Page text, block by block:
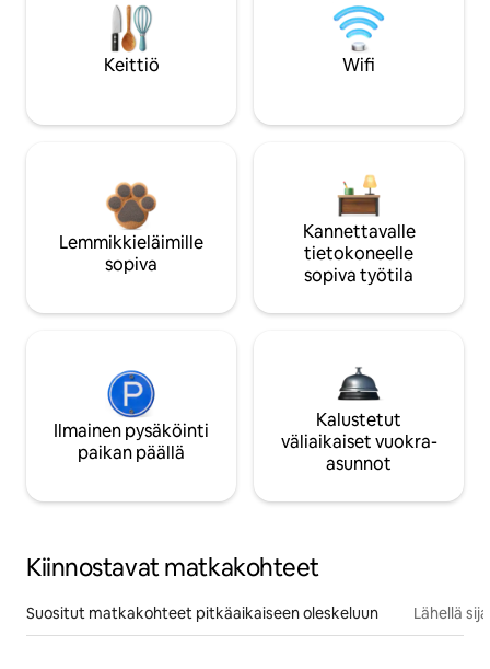
Keittiö Wifi
Lemmikkieläimille
sopiva
Kannettavalle
tietokoneelle
sopiva työtila
Ilmainen pysäköinti
paikan päällä
Kalustetut
väliaikaiset vuokra-
asunnot
Kiinnostavat matkakohteet
Suositut matkakohteet pitkäaikaiseen oleskeluun Lähellä